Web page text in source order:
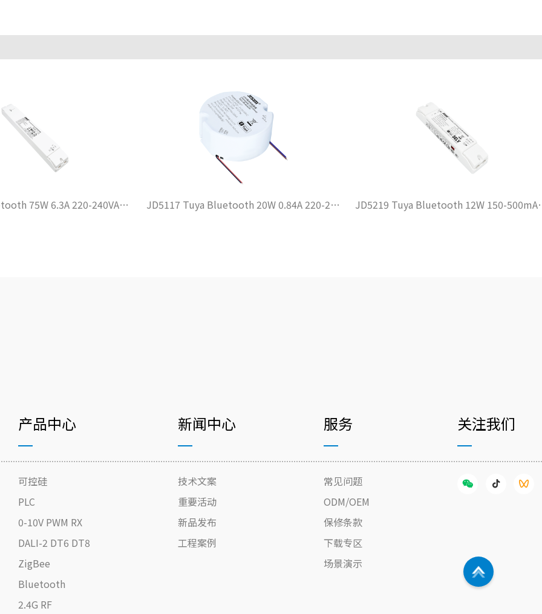
JD5117 Tuya Bluetooth 20W 0.84A 220-240VAC DIP JD5219 Tuya Bluetooth 12W 150-500mA 100-240VAC DIP JD5115
产品中心
可控硅
PLC
0-10V PWM RX
DALI-2 DT6 DT8
ZigBee
Bluetooth
2.4G RF
新闻中心
技术文案
重要活动
新品发布
工程案例
服务
常见问题
ODM/OEM
保修条款
下载专区
场景演示
关注我们